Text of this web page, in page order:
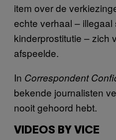
item over de
echte verhaal –
kinderprostitutie – zich
afspeelde.
In Correspondent
bekende journalisten
nooit gehoord hebt.
VIDEOS BY VICE